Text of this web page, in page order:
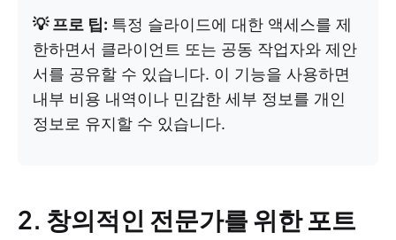
💡 프로 팁: 특정 슬라이드에 대한 액세스를 제
한하면서 클라이언트 또는 공동 작업자와 제안
서를 공유할 수 있습니다. 이 기능을 사용하면
내부 비용 내역이나 민감한 세부 정보를 개인
정보로 유지할 수 있습니다.
2. 창의적인 전문가를 위한 포트